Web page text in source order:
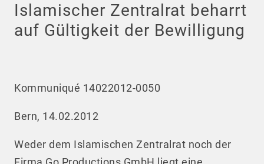
Islamischer Zentralrat beharrt
auf Gültigkeit der Bewilligung
Kommuniqué 14022012-0050
Bern, 14.02.2012
Weder dem Islamischen Zentralrat noch der